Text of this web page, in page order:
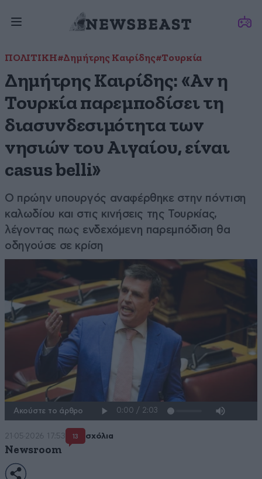
ΠΟΛΙΤΙΚΗ#Δημήτρης Καιρίδης#Τουρκία
Δημήτρης Καιρίδης: «Αν η
Τουρκία παρεμποδίσει τη
διασυνδεσιμότητα των
νησιών του Αιγαίου, είναι
casus belli»
Ο πρώην υπουργός αναφέρθηκε στην πόντιση
καλωδίου και στις κινήσεις της Τουρκίας,
λέγοντας πως ενδεχόμενη παρεμπόδιση θα
οδηγούσε σε κρίση
Ακούστε το άρθρο
21·05·2026 17:53 13 σχόλια
Newsroom